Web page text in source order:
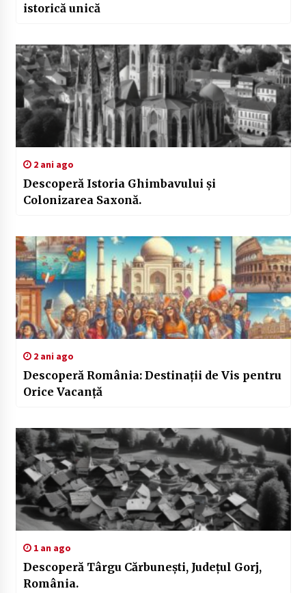
istorică unică
2 ani ago
Descoperă Istoria Ghimbavului și
Colonizarea Saxonă.
2 ani ago
Descoperă România: Destinații de Vis pentru
Orice Vacanță
1 an ago
Descoperă Târgu Cărbunești, Județul Gorj,
România.